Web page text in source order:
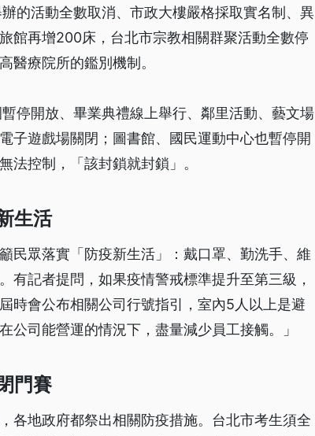
的活動全數取消、市政大樓嚴格採取實名制、異
館再增200床，台北市宗教相關群聚活動全數停
醫療院所的鑑別機制。
停開放、畢業典禮線上舉行、鄰里活動、藝文場
子遊戲場關閉；圖書館、國民運動中心也暫停開
法控制，「該封鎖就封鎖」。
生活
民眾落實「防疫新生活」：戴口罩、勤洗手、維
有記者提問，如果疫情警戒標準提升至第三級，
時會公布相關公司行號指引，室內5人以上是避
公司能營運的情況下，盡量減少員工接觸。」
門賽
各地政府都祭出相關防疫措施。台北市考生須全